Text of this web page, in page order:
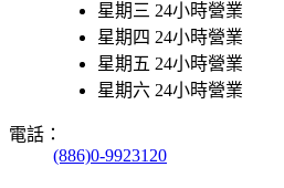
星期三 24小時營業
星期四 24小時營業
星期五 24小時營業
星期六 24小時營業
電話：
(886)0-9923120